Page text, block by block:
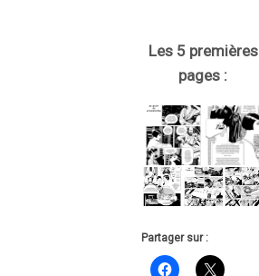
Les 5 premières
pages :
Partager sur :